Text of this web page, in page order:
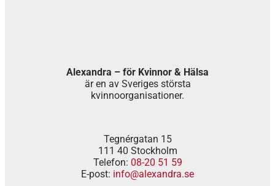
Alexandra – för Kvinnor & Hälsa
är en av Sveriges största
kvinnoorganisationer.
Tegnérgatan 15
111 40 Stockholm
Telefon: 08-20 51 59
E-post: info@alexandra.se